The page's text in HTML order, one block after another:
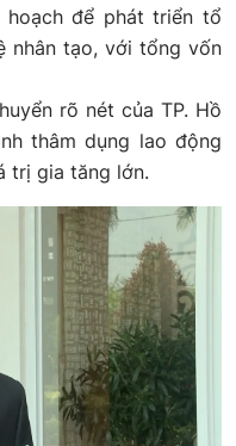
để phát triển tổ
nhân tạo, với tổng vốn
rõ nét của TP. Hồ
thâm dụng lao động
trị gia tăng lớn.